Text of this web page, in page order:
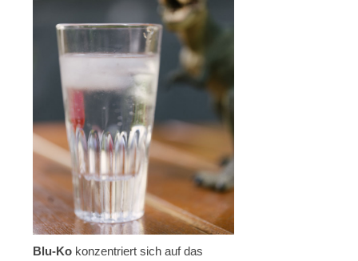
Blu-Ko konzentriert sich auf das